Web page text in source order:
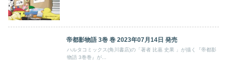
帝都影物語 3巻 巻 2023年07月14日 発売
ハルタコミックス(角川書店)の「著者 比嘉 史果 」が描く『帝都影
物語 3巻巻』が...